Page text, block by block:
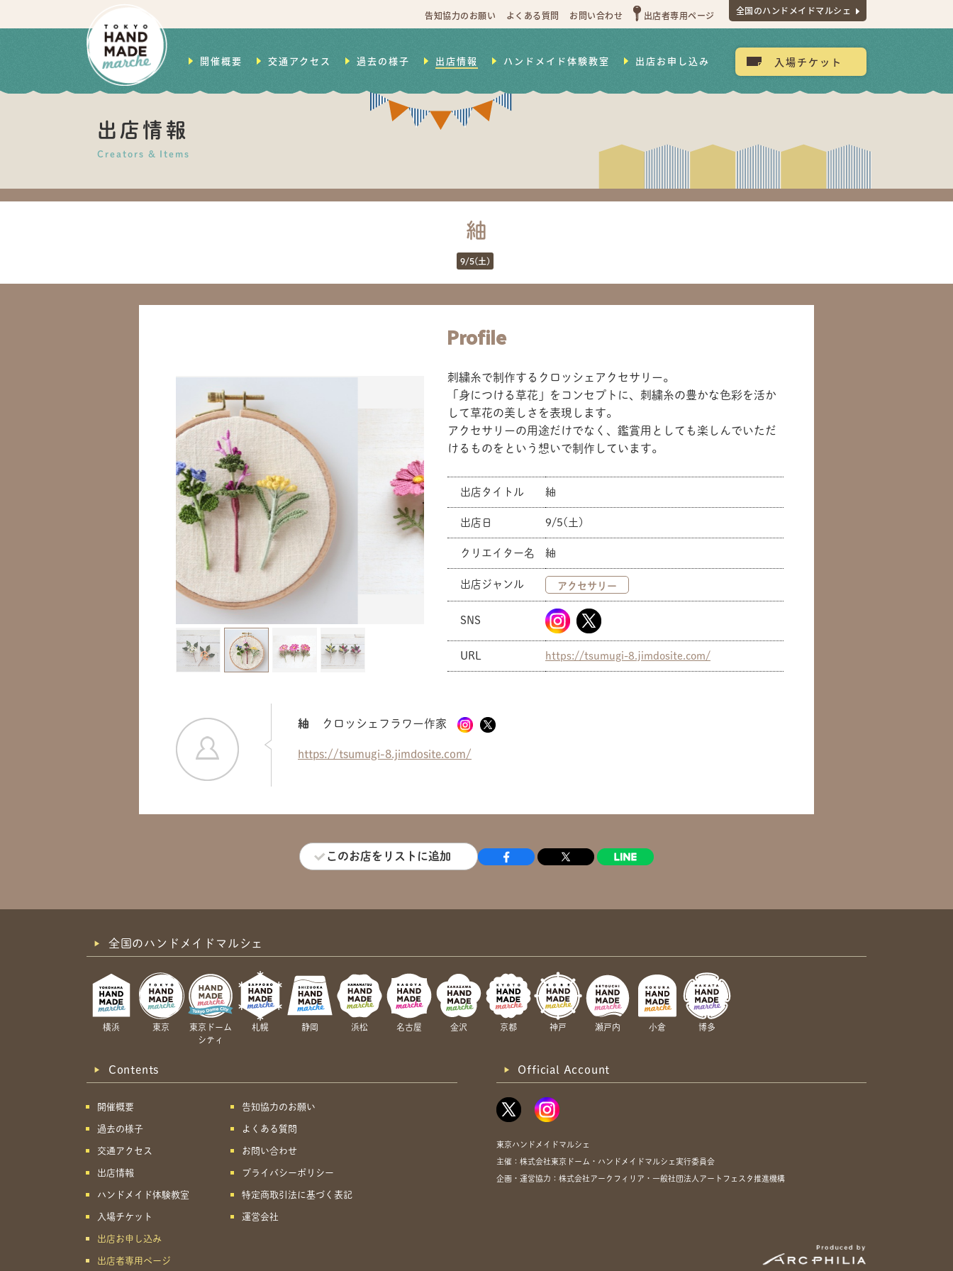
告知協力のお願い よくある質問 お問い合わせ 出店者専用ページ 全国のハンドメイドマルシェ
開催概要 交通アクセス 過去の様子 出店情報 ハンドメイド体験教室 出店お申し込み 入場チケット
出店情報
Creators & Items
紬
9/5(土)
Profile
刺繍糸で制作するクロッシェアクセサリー。
「身につける草花」をコンセプトに、刺繍糸の豊かな色彩を活か
して草花の美しさを表現します。
アクセサリーの用途だけでなく、鑑賞用としても楽しんでいただ
けるものをという想いで制作しています。
出店タイトル 紬
出店日 9/5(土)
クリエイター名 紬
出店ジャンル アクセサリー
SNS
URL https://tsumugi-8.jimdosite.com/
紬 クロッシェフラワー作家
https://tsumugi-8.jimdosite.com/
このお店をリストに追加
共有方法を選択
全国のハンドメイドマルシェ
横浜 東京
東京ドーム
シティ
札幌 静岡 浜松 名古屋 金沢 京都 神戸 瀬戸内 小倉 博多
Contents
開催概要
過去の様子
交通アクセス
出店情報
ハンドメイド体験教室
入場チケット
出店お申し込み
出店者専用ページ
告知協力のお願い
よくある質問
お問い合わせ
プライバシーポリシー
特定商取引法に基づく表記
運営会社
Official Account
東京ハンドメイドマルシェ
主催：株式会社東京ドーム・ハンドメイドマルシェ実行委員会
企画・運営協力：株式会社アークフィリア・一般社団法人アートフェスタ推進機構